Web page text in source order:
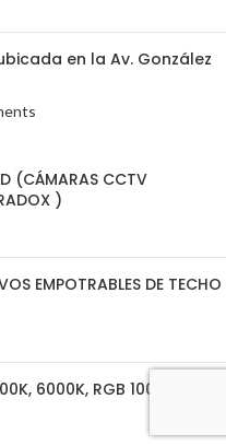
en la Av. González
(CÁMARAS CCTV
)
EMPOTRABLES DE TECHO
6000K, RGB 100-240V